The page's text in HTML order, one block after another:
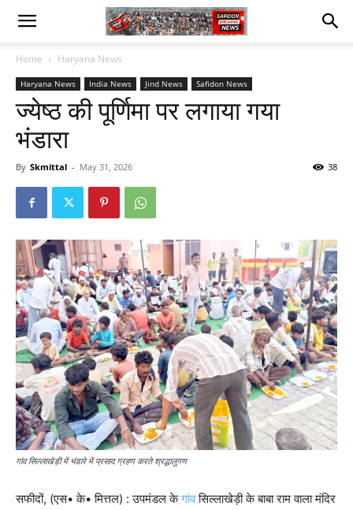
Home Haryana News
Haryana News India News Jind News Safidon News
ज्येष्ठ की पूर्णिमा पर लगाया गया
भंडारा
By Skmittal - May 31, 2026 38
गांव सिल्लाखेड़ी में भंडारे में प्रसाद ग्रहण करते श्रद्धालुगण
सफीदों, (एस• के• मित्तल) : उपमंडल केगांवसिल्लाखेड़ी के बाबा राम वाला मंदिर